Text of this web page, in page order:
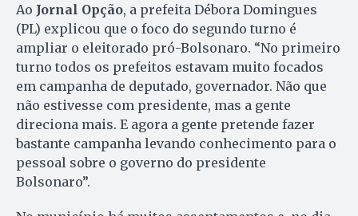
Ao Jornal Opção, a prefeita Débora Domingues
(PL) explicou que o foco do segundo turno é
ampliar o eleitorado pró-Bolsonaro. “No primeiro
turno todos os prefeitos estavam muito focados
em campanha de deputado, governador. Não que
não estivesse com presidente, mas a gente
direciona mais. E agora a gente pretende fazer
bastante campanha levando conhecimento para o
pessoal sobre o governo do presidente
Bolsonaro”.